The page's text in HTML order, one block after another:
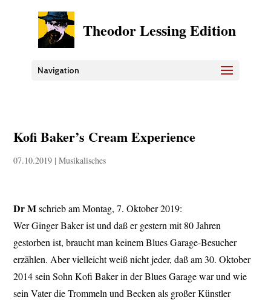
Theodor Lessing Edition
Navigation
Kofi Baker’s Cream Experience
07.10.2019 |Musikalisches
Dr Mschrieb am Montag, 7. Oktober 2019:
Wer Ginger Baker ist und daß er gestern mit 80 Jahren
gestorben ist, braucht man keinem Blues Garage-Besucher
erzählen. Aber vielleicht weiß nicht jeder, daß am 30. Oktober
2014 sein Sohn Kofi Baker in der Blues Garage war und wie
sein Vater die Trommeln und Becken als großer Künstler